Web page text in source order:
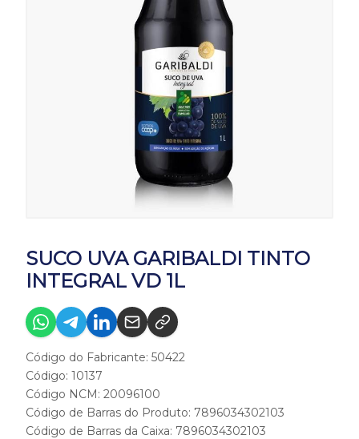
SUCO UVA GARIBALDI TINTO
INTEGRAL VD 1L
Código do Fabricante: 50422
Código: 10137
Código NCM: 20096100
Código de Barras do Produto: 7896034302103
Código de Barras da Caixa: 7896034302103